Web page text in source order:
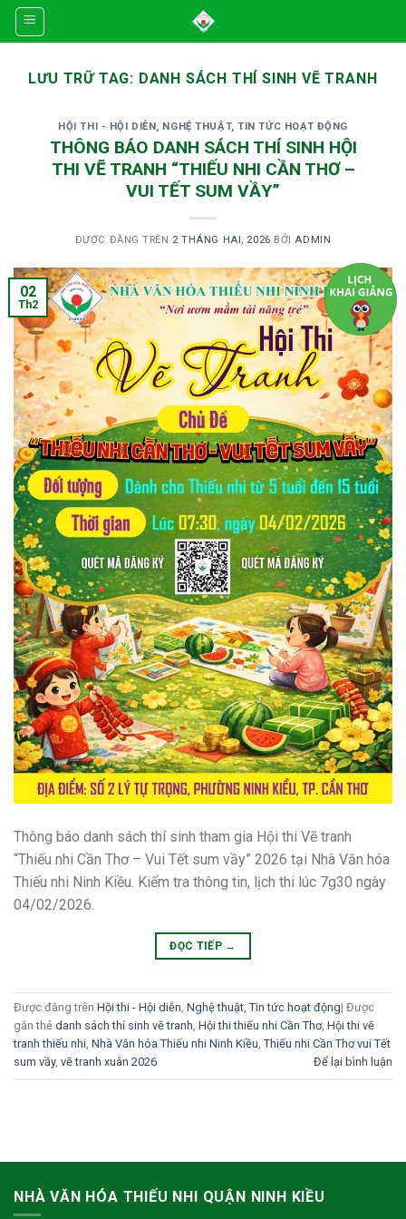
Skip
LƯU TRỮ TAG: DANH SÁCH THÍ SINH VẼ TRANH
HỘI THI - HỘI DIỄN, NGHỆ THUẬT,TIN TỨC HOẠT ĐỘNG
THÔNG BÁO DANH SÁCH THÍ SINH HỘI
THI VẼ TRANH “THIẾU NHI CẦN THƠ –
VUI TẾT SUM VẦY”
ĐƯỢC ĐĂNG TRÊN 2 THÁNG HAI, 2026 BỞI ADMIN
02
Th2
Thông báo danh sách thí sinh tham gia Hội thi Vẽ tranh
“Thiếu nhi Cần Thơ – Vui Tết sum vầy” 2026 tại Nhà Văn hóa
Thiếu nhi Ninh Kiều. Kiểm tra thông tin, lịch thi lúc 7g30 ngày
04/02/2026.
ĐỌC TIẾP →
Được đăng trên Hội thi - Hội diễn, Nghệ thuật, Tin tức hoạt động| Được
gắn thẻ danh sách thí sinh vẽ tranh, Hội thi thiếu nhi Cần Thơ, Hội thi vẽ
tranh thiếu nhi, Nhà Văn hóa Thiếu nhi Ninh Kiều, Thiếu nhi Cần Thơ vui Tết
sum vầy, vẽ tranh xuân 2026 Để lại bình luận
NHÀ VĂN HÓA THIẾU NHI QUẬN NINH KIỀU